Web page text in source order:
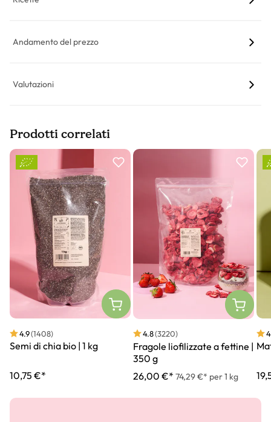
Andamento del prezzo
Valutazioni
Prodotti correlati
Slider prodotto
4.9(1408)
Semi di chia bio | 1 kg
10,75 €*
4.8(3220)
Fragole liofilizzate a fettine |
350 g
26,00 €* 74,29 €* per 1 kg